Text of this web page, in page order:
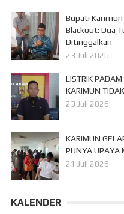
Bupati
Blackout: Dua
Ditinggalkan
23 Juli 2026
LISTRIK
KARIMUN
23 Juli 2026
KARIMUN
PUNYA UPAYA
21 Juli 2026
KALENDER